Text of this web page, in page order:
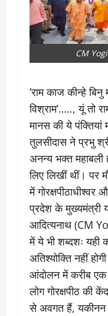
CM Yogi
’राम काज कीन्हे बिनु
विश्राम’….., यूं तो
मानस की ये पंक्तियां
तुलसीदास ने प्रभु
अनन्य भक्त महाबली
लिए लिखीं थीं। पर
में गोरक्षपीठाधीश्वर
प्रदेश के मुख्यमंत्री
आदित्यनाथ (CM
में ये भी शब्दशः यही
अतिश्योक्ति नहीं
आंदोलन में करीब
लोग गोरक्षपीठ की
से अवगत हैं, यकीनन